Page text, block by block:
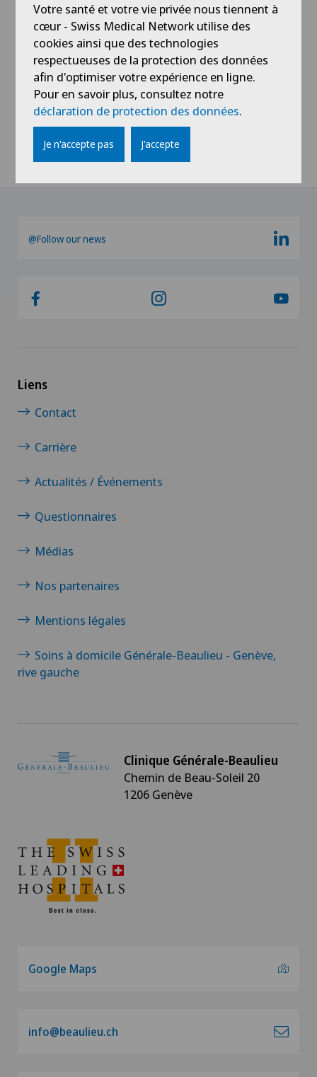
Voir profil
Voir plus
@Follow our news
Liens
Contact
Carrière
Actualités / Événements
Questionnaires
Médias
Nos partenaires
Mentions légales
Soins à domicile Générale-Beaulieu - Genève,
rive gauche
Clinique Générale-Beaulieu
Chemin de Beau-Soleil 20
1206 Genève
Google Maps
info@beaulieu.ch
Votre santé et votre vie privée nous tiennent à
cœur - Swiss Medical Network utilise des
cookies ainsi que des technologies
respectueuses de la protection des données
afin d'optimiser votre expérience en ligne.
Pour en savoir plus, consultez notre
déclaration de protection des données.
Je n'accepte pas J'accepte